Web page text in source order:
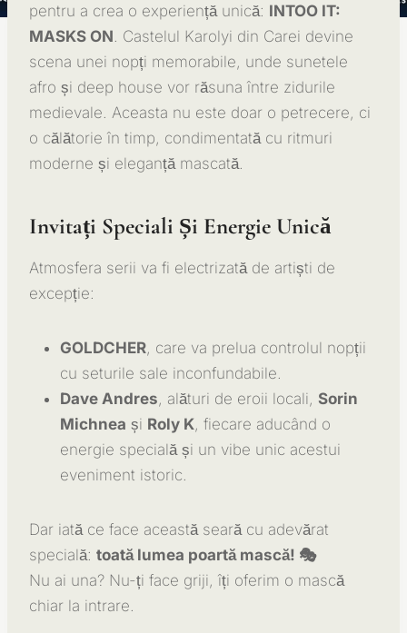
pentru a crea o experiență unică: INTOO IT:
MASKS ON . Castelul Karolyi din Carei devine
scena unei nopți memorabile, unde sunetele
afro și deep house vor răsuna între zidurile
medievale. Aceasta nu este doar o petrecere, ci
o călătorie în timp, condimentată cu ritmuri
moderne și eleganță mascată.
Invitați Speciali Și Energie Unică
Atmosfera serii va fi electrizată de artiști de
excepție:
GOLDCHER, care va prelua controlul nopții
cu seturile sale inconfundabile.
Dave Andres, alături de eroii locali, Sorin
Michnea și Roly K, fiecare aducând o
energie specială și un vibe unic acestui
eveniment istoric.
Dar iată ce face această seară cu adevărat
specială: toată lumea poartă mască! 🎭
Nu ai una? Nu-ți face griji, îți oferim o mască
chiar la intrare.